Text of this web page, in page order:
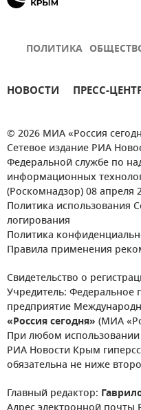
ПОЛИТИКА
НОВОСТИ ПРЕСС-
© 2026 МИА «Россия
Сетевое издание РИА
Федеральной службе по
информационных
(Роскомнадзор) 08 апреля
Политика использования
логирования
Политика
Правила применения
Свидетельство о
Учредитель: Федеральное
предприятие
«Россия сегодня» (МИА
При любом
РИА Новости Крым
обязательна не ниже
Главный редактор: